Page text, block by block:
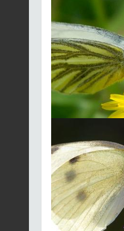
Molinie bleue |
caerulea
2026-08-04
Moro-Sphinx
stellatarum
2026-08-04
Galinsoga
2026-08-04
Criquet des
parallelus
2026-08-04
Menthe à